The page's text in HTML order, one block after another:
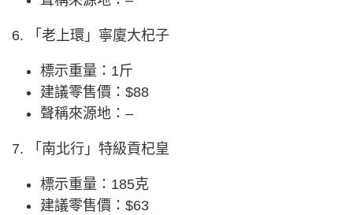
6. 「老上環」寧廈大杞子
標示重量：1斤
建議零售價：$88
聲稱來源地：–
7. 「南北行」特級貢杞皇
標示重量：185克
建議零售價：$63